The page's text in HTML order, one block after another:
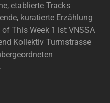
etablierte Tracks
kuratierte Erzählung
This Week 1 ist VNSSA
Kollektiv Turmstrasse